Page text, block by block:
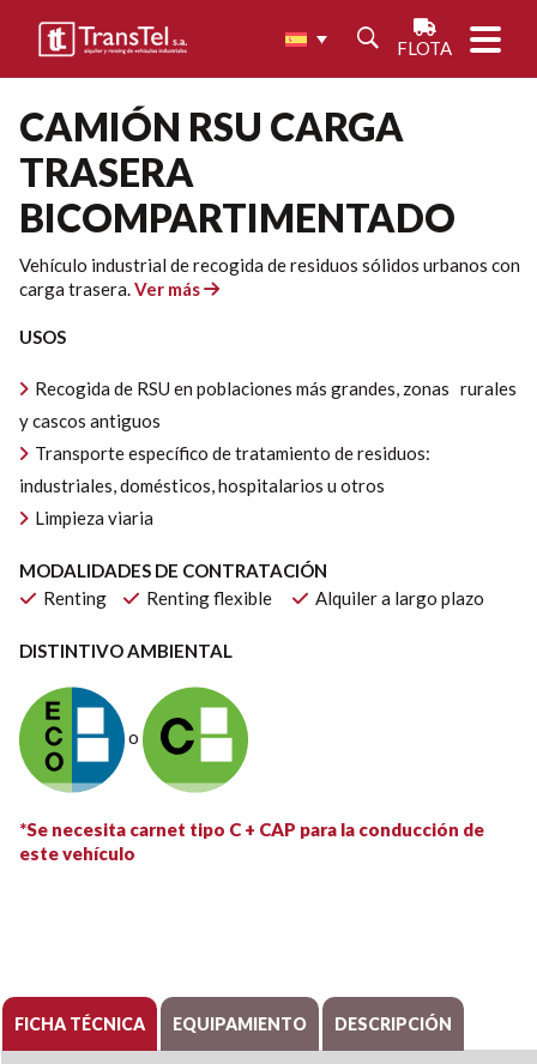
FLOTA
CAMIÓN RSU CARGA
TRASERA
BICOMPARTIMENTADO
Vehículo industrial de recogida de residuos sólidos urbanos con
carga trasera.Ver más
USOS
Recogida de RSU en poblaciones más grandes, zonas rurales
y cascos antiguos
Transporte específico de tratamiento de residuos:
industriales, domésticos, hospitalarios u otros
Limpieza viaria
MODALIDADES DE CONTRATACIÓN
Renting
Renting flexible Alquiler a largo plazo
DISTINTIVO AMBIENTAL
o
*Se necesita carnet tipo C + CAP para la conducción de
este vehículo
FICHA TÉCNICA EQUIPAMIENTO DESCRIPCIÓN